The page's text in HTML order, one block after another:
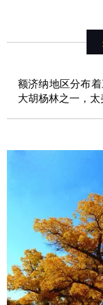
额济纳地区分布
大胡杨林之一，太